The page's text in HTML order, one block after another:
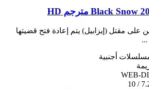
على مقتل (إيزابيل) يتم إعادة فتح قضيتها
أجنبية
WEB-
7.2 /